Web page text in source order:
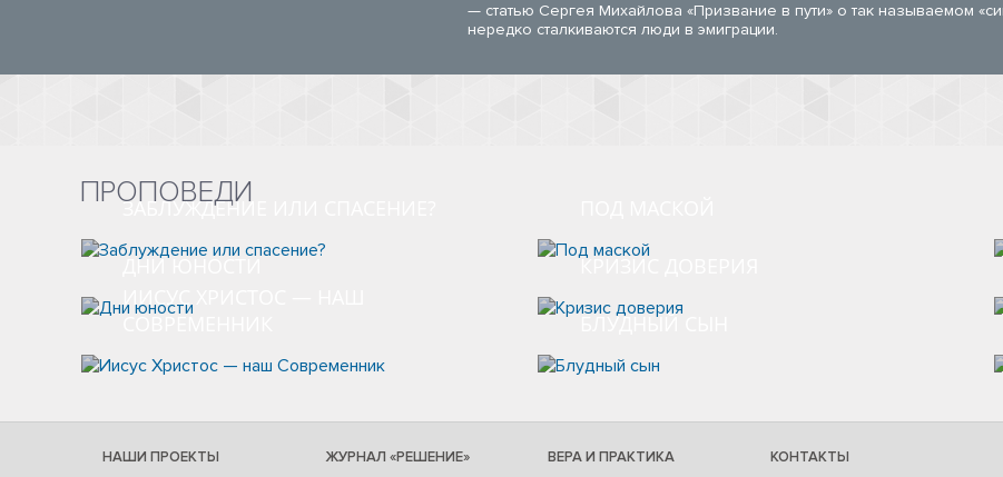
— статью Сергея Михайлова «Призвание в пути» о так называемом
нередко сталкиваются люди в эмиграции.
ПРОПОВЕДИ
ЗАБЛУЖДЕНИЕ ИЛИ СПАСЕНИЕ?
ДНИ ЮНОСТИ КРИЗИС ДОВЕРИЯ
БЛУДНЫЙ СЫН
НАШИ ПРОЕКТЫ ЖУРНАЛ «РЕШЕНИЕ» ВЕРА И ПРАКТИКА КОНТАКТЫ